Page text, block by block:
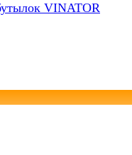
VINATOR